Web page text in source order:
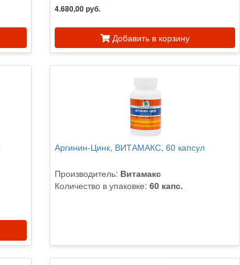
4.680,00 руб.
Добавить в корзину
Аргинин-Цинк, ВИТАМАКС, 60 капсул
Производитель: Витамакс
Количество в упаковке: 60 капс.